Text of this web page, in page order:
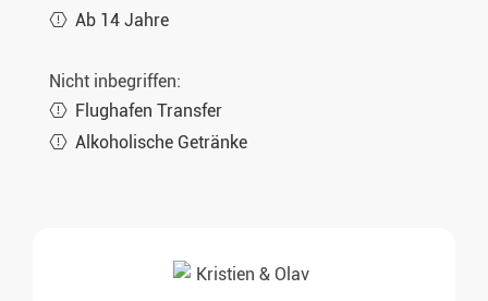
Ab 14 Jahre
Nicht inbegriffen:
Flughafen Transfer
Alkoholische Getränke